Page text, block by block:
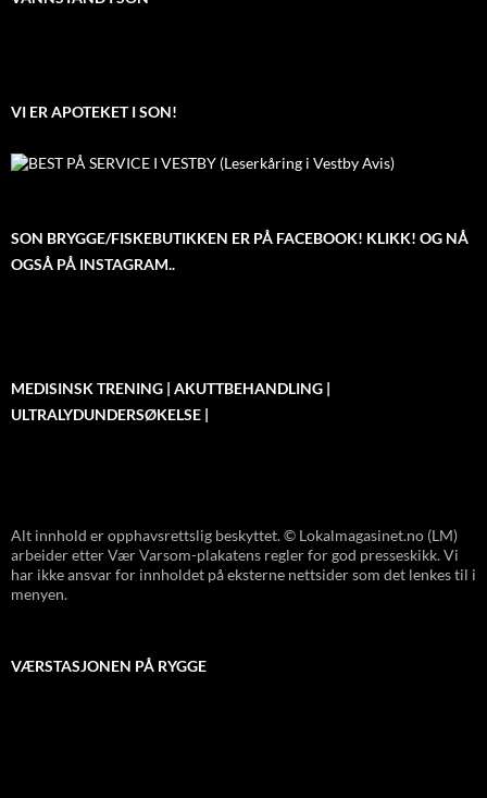
VI ER APOTEKET I SON!
SON BRYGGE/FISKEBUTIKKEN ER PÅ FACEBOOK! KLIKK! OG NÅ
OGSÅ PÅ INSTAGRAM..
MEDISINSK TRENING | AKUTTBEHANDLING |
ULTRALYDUNDERSØKELSE |
Alt innhold er opphavsrettslig beskyttet. © Lokalmagasinet.no (LM)
arbeider etter Vær Varsom-plakatens regler for god presseskikk. Vi
har ikke ansvar for innholdet på eksterne nettsider som det lenkes til i
menyen.
VÆRSTASJONEN PÅ RYGGE